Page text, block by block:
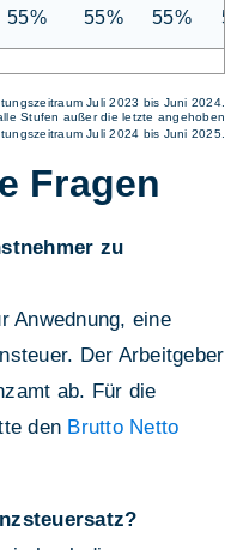
55% 55% 55%
Juli 2023 bis Juni 2024.
Stufen außer die letzte angehoben
Juli 2024 bis Juni 2025.
Fragen
zu
Anwednung, eine
Der Arbeitgeber
ab. Für die
den Brutto Netto